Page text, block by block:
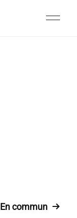
En commun